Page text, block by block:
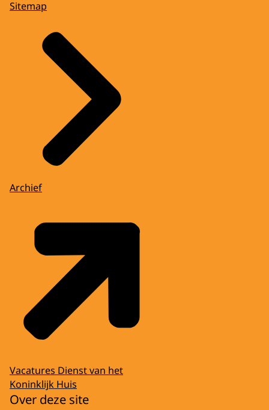
Sitemap
Archief
Vacatures Dienst van het
Koninklijk Huis
Over deze site